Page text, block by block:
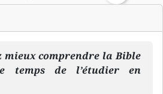
mieux comprendre la Bible
temps de l’étudier en